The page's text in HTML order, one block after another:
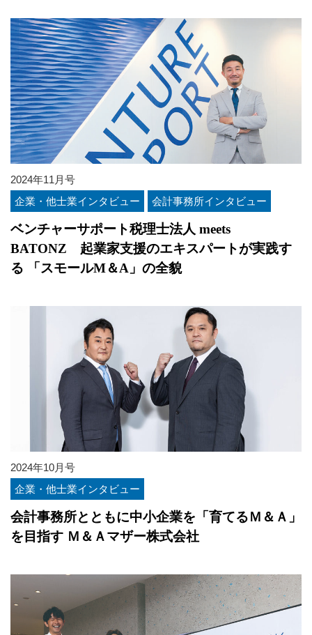
2024年11月号
企業・他士業インタビュー
会計事務所インタビュー
ベンチャーサポート税理士法人 meets
BATONZ 起業家支援のエキスパートが実践す
る 「スモールM＆A」の全貌
2024年10月号
企業・他士業インタビュー
会計事務所とともに中小企業を「育てるＭ＆Ａ」
を目指す Ｍ＆Ａマザー株式会社